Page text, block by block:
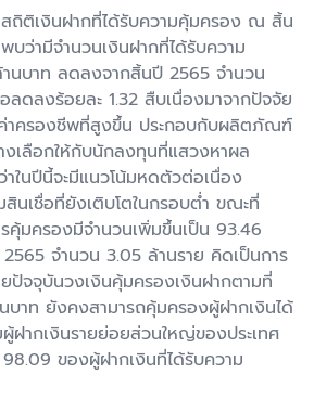
ถิติเงินฝากที่ได้รับความคุ้มครอง ณ สิ้น
ว่ามีจำนวนเงินฝากที่ได้รับความ
นบาท ลดลงจากสิ้นปี 2565 จำนวน
ลดลงร้อยละ 1.32 สืบเนื่องมาจากปัจจัย
าครองชีพที่สูงขึ้น ประกอบกับผลิตภัณฑ์
เลือกให้กับนักลงทุนที่แสวงหาผล
ในปีนี้จะมีแนวโน้มหดตัวต่อเนื่อง
นเชื่อที่ยังเติบโตในกรอบต่ำ ขณะที่
คุ้มครองมีจำนวนเพิ่มขึ้นเป็น 93.46
จำนวน 3.05 ล้านราย คิดเป็นการ
ปัจจุบันวงเงินคุ้มครองเงินฝากตามที่
าท ยังคงสามารถคุ้มครองผู้ฝากเงินได้
ฝากเงินรายย่อยส่วนใหญ่ของประเทศ
ของผู้ฝากเงินที่ได้รับความ